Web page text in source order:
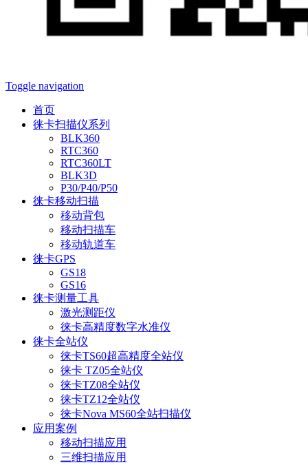
Toggle navigation
首页
徕卡扫描仪系列
BLK360
RTC360
RTC360LT
BLK3D
P30/P40/P50
徕卡移动扫描
移动背包
移动扫描车
移动轨道车
徕卡GPS
GS18
GS16
徕卡测量工具
激光测距仪
徕卡高精度数字水准仪
徕卡全站仪
徕卡TS60超高精度全站仪
徕卡 TZ05全站仪
徕卡TZ08全站仪
徕卡TZ12全站仪
徕卡Nova MS60全站扫描仪
应用案例
移动扫描应用
三维扫描应用